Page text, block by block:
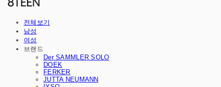
전체보기
남성
여성
브랜드
Der SAMMLER SOLO
DOEK
FERKER
JUTTA NEUMANN